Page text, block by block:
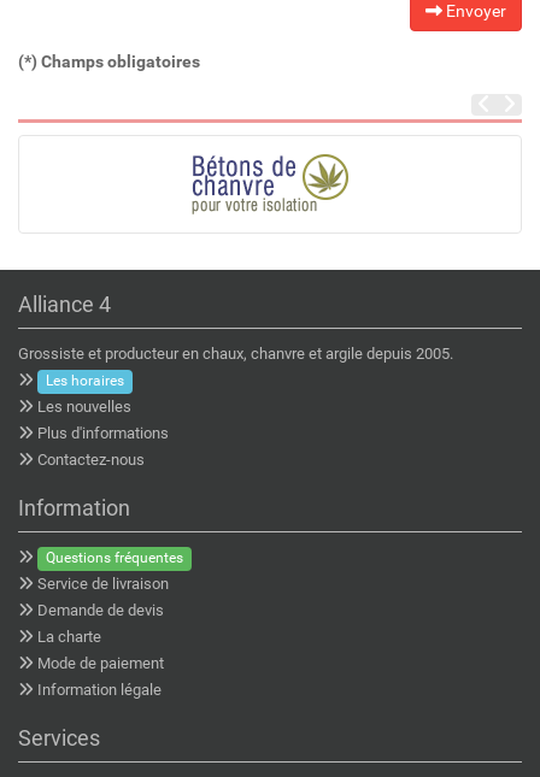
Envoyer
(*) Champs obligatoires
Alliance 4
Grossiste et producteur en chaux, chanvre et argile depuis 2005.
Les horaires
Les nouvelles
Plus d'informations
Contactez-nous
Information
Questions fréquentes
Service de livraison
Demande de devis
La charte
Mode de paiement
Information légale
Services